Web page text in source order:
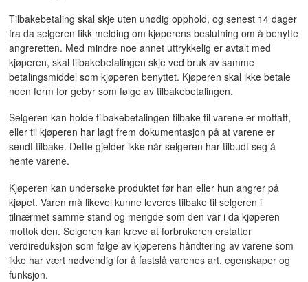
Tilbakebetaling skal skje uten unødig opphold, og senest 14 dager
fra da selgeren fikk melding om kjøperens beslutning om å benytte
angreretten. Med mindre noe annet uttrykkelig er avtalt med
kjøperen, skal tilbakebetalingen skje ved bruk av samme
betalingsmiddel som kjøperen benyttet. Kjøperen skal ikke betale
noen form for gebyr som følge av tilbakebetalingen.
Selgeren kan holde tilbakebetalingen tilbake til varene er mottatt,
eller til kjøperen har lagt frem dokumentasjon på at varene er
sendt tilbake. Dette gjelder ikke når selgeren har tilbudt seg å
hente varene.
Kjøperen kan undersøke produktet før han eller hun angrer på
kjøpet. Varen må likevel kunne leveres tilbake til selgeren i
tilnærmet samme stand og mengde som den var i da kjøperen
mottok den. Selgeren kan kreve at forbrukeren erstatter
verdireduksjon som følge av kjøperens håndtering av varene som
ikke har vært nødvendig for å fastslå varenes art, egenskaper og
funksjon.